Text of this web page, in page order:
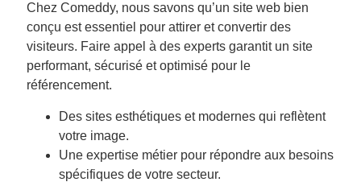
Chez Comeddy, nous savons qu’un site web bien
conçu est essentiel pour attirer et convertir des
visiteurs. Faire appel à des experts garantit un site
performant, sécurisé et optimisé pour le
référencement.
Des sites esthétiques et modernes qui reflètent
votre image.
Une expertise métier pour répondre aux besoins
spécifiques de votre secteur.